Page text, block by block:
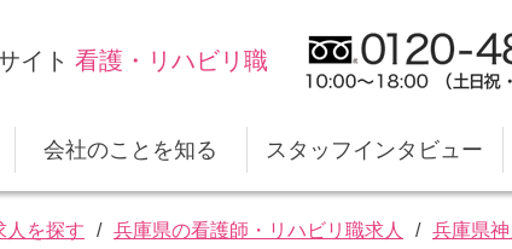
イト 看護・リハビリ職
会社のことを知る スタッフインタビュー
人を探す 兵庫県の看護師・リハビリ職求人 兵庫県